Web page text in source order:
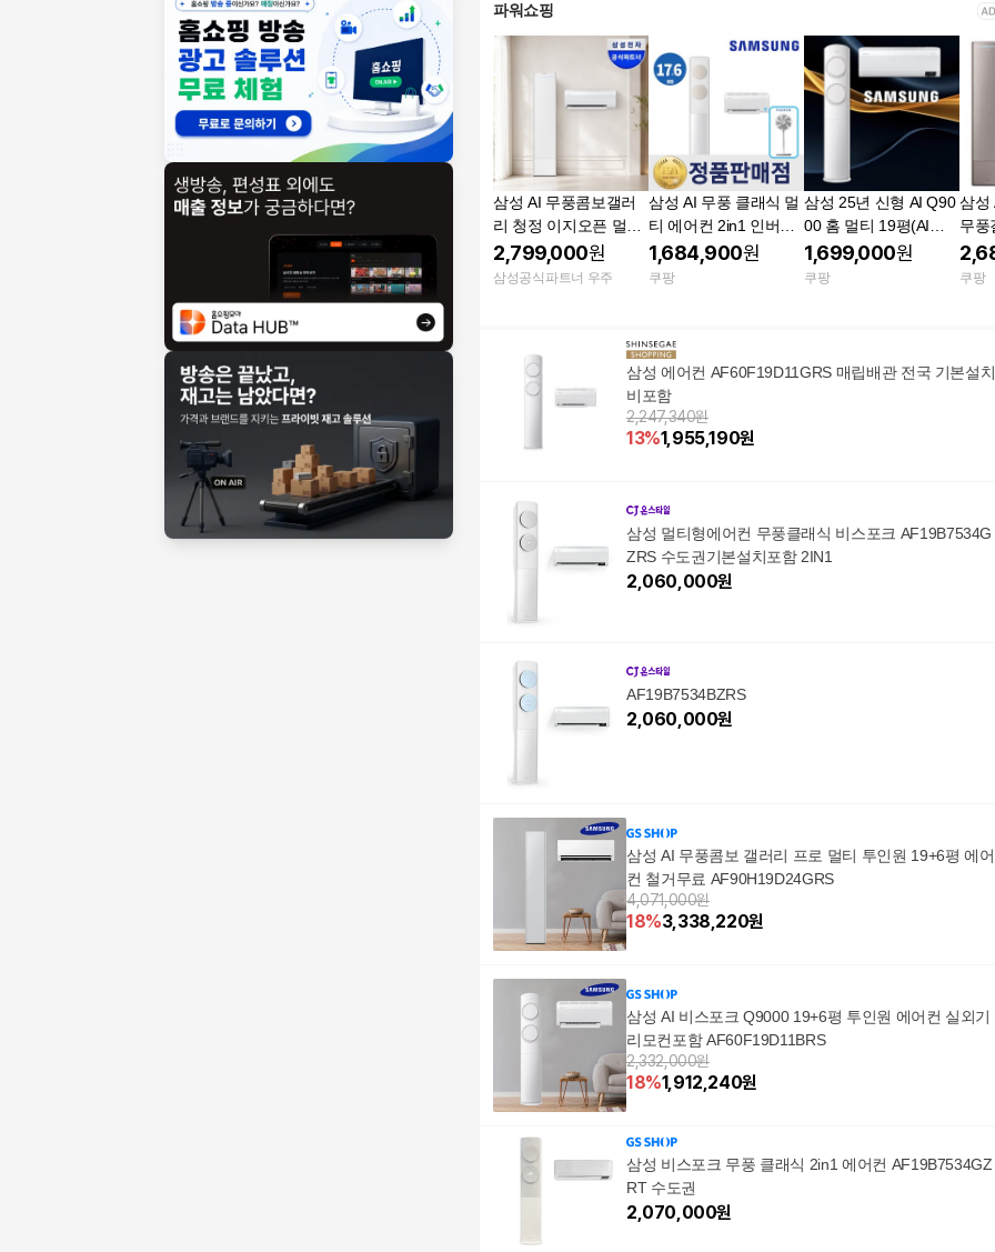
파워쇼핑
삼성 AI 무풍콤보갤러
리 청정 이지오픈 멀티
형 에어컨 AF80F17D2
2WRS 기본설치포함
2,799,000원
삼성공식파트너 우주
삼성 AI 무풍 클래식 멀
티 에어컨 2in1 인버터
17+6평형 베이지 AF70
F17D11BRT+파세코
6평형 베이지 AF70F17
D
1,684,900원
쿠팡
삼성 25년 신형 AI Q90
00 홈 멀티 19평(AI유
풍)+6평(AI무풍) 투인
원 에어컨(리모컨 포함)
1,699,000원
쿠팡
삼성
무풍
쿠팡
삼성 에어컨 AF60F19D11GRS 매립배관 전국 기본설치
비포함
2,247,340원
13%1,955,190원
삼성 멀티형에어컨 무풍클래식 비스포크 AF19B7534G
ZRS 수도권기본설치포함 2IN1
2,060,000원
AF19B7534BZRS
2,060,000원
삼성 AI 무풍콤보 갤러리 프로 멀티 투인원 19+6평 에어
컨 철거무료 AF90H19D24GRS
4,071,000원
18%3,338,220원
삼성 AI 비스포크 Q9000 19+6평 투인원 에어컨 실외기
리모컨포함 AF60F19D11BRS
2,332,000원
18%1,912,240원
삼성 비스포크 무풍 클래식 2in1 에어컨 AF19B7534GZ
RT 수도권
2,070,000원